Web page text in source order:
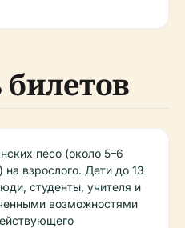
песо (около 5–6
взрослого. Дети до 13
студенты, учителя и
возможностями